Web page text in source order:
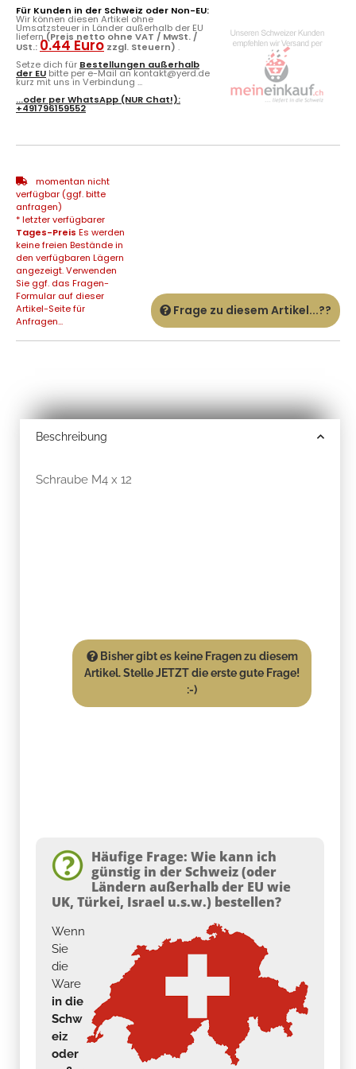
Für Kunden in der Schweiz oder Non-EU:
Wir können diesen Artikel ohne
Umsatzsteuer in Länder außerhalb der EU
liefern(Preis netto ohne VAT / MwSt. /
USt.: 0.44 Euro zzgl. Steuern) .
Setze dich für Bestellungen außerhalb
der EU bitte per e-Mail an kontakt@yerd.de
kurz mit uns in Verbindung ...
...oder perWhatsApp (NUR Chat!):
+491796159552
momentan nicht
verfügbar (ggf. bitte
anfragen)
* letzter verfügbarer
Tages-Preis Es werden
keine freien Bestände in
den verfügbaren Lägern
angezeigt. Verwenden
Sie ggf. das Fragen-
Formular auf dieser
Artikel-Seite für
Anfragen...
Frage zu diesem Artikel...??
Beschreibung
Schraube M4 x 12
Bisher gibt es keine Fragen zu diesem
Artikel. Stelle JETZT die erste gute Frage!
:-)
Häufige Frage: Wie kann ich
günstig in der Schweiz (oder
Ländern außerhalb der EU wie
UK, Türkei, Israel u.s.w.) bestellen?
Wenn
Sie
die
Ware
in die
Schw
eiz
oder